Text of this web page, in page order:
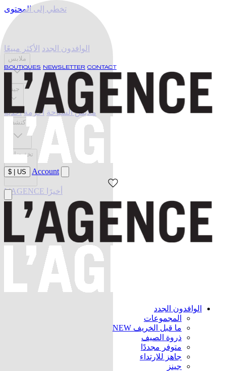
تخطي إلى المحتوى
BOUTIQUES NEWSLETTER CONTACT
US
$ Account
الوافدون الجدد
المجموعات
ما قبل الخريف NEW
ذروة الصيف
متوفر مجددًا
جاهز للارتداء
جينز
الوافدون الجدد الأكثر مبيعًا
ملابس
جينز
ملابس السباحة أحزمة أحذية
اكتشف
تخفيضات
L'AGENCE أخيرًا